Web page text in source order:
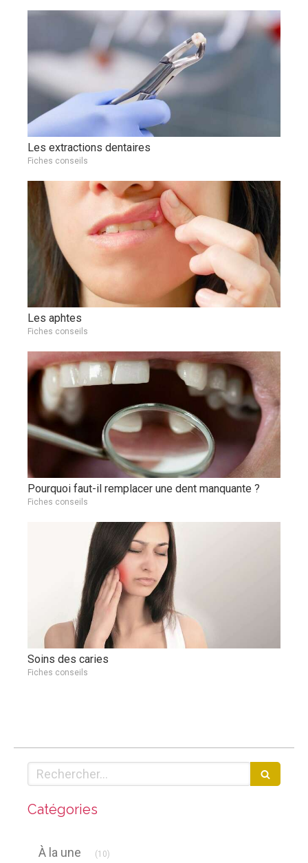
Les extractions dentaires
Fiches conseils
Les aphtes
Fiches conseils
Pourquoi faut-il remplacer une dent manquante ?
Fiches conseils
Soins des caries
Fiches conseils
Rechercher
Catégories
À la une (10)